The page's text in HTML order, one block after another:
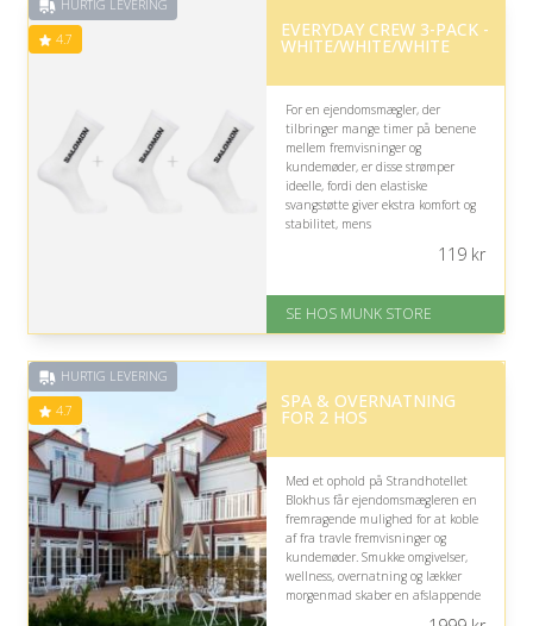
HURTIG LEVERING
4.7 EVERYDAY CREW 3-PACK -
WHITE/WHITE/WHITE
For en ejendomsmægler, der
tilbringer mange timer på benene
mellem fremvisninger og
kundemøder, er disse strømper
ideelle, fordi den elastiske
svangstøtte giver ekstra komfort og
stabilitet, mens
gennem en travl arbejdsdag.
På lager
Levering: 1-2 dages levering
på 4.7 ud af 5
119kr
SE HOS MUNK STORE
HURTIG LEVERING
4.7 SPA & OVERNATNING
FOR 2 HOS
Med et ophold på Strandhotellet
Blokhus får ejendomsmægleren en
fremragende mulighed for at koble
af fra travle fremvisninger og
kundemøder. Smukke omgivelser,
wellness, overnatning og lækker
morgenmad skaber en afslappende